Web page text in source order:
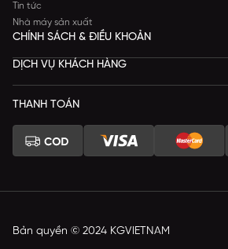
Tin tức
Nhà máy sản xuất
CHÍNH SÁCH & ĐIỀU KHOẢN
DỊCH VỤ KHÁCH HÀNG
THANH TOÁN
Bản quyền © 2024 KGVIETNAM